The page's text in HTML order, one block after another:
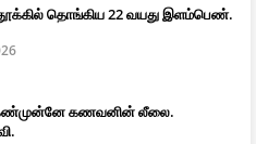
தொங்கிய 22 வயது இளம்பெண்.
கணவனின் லீலை.